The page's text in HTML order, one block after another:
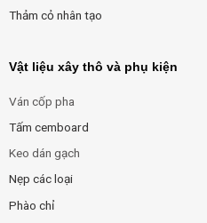
Thảm cỏ nhân tạo
Vật liệu xây thô và phụ kiện
Ván cốp pha
Tấm cemboard
Keo dán gạch
Nẹp các loại
Phào chỉ